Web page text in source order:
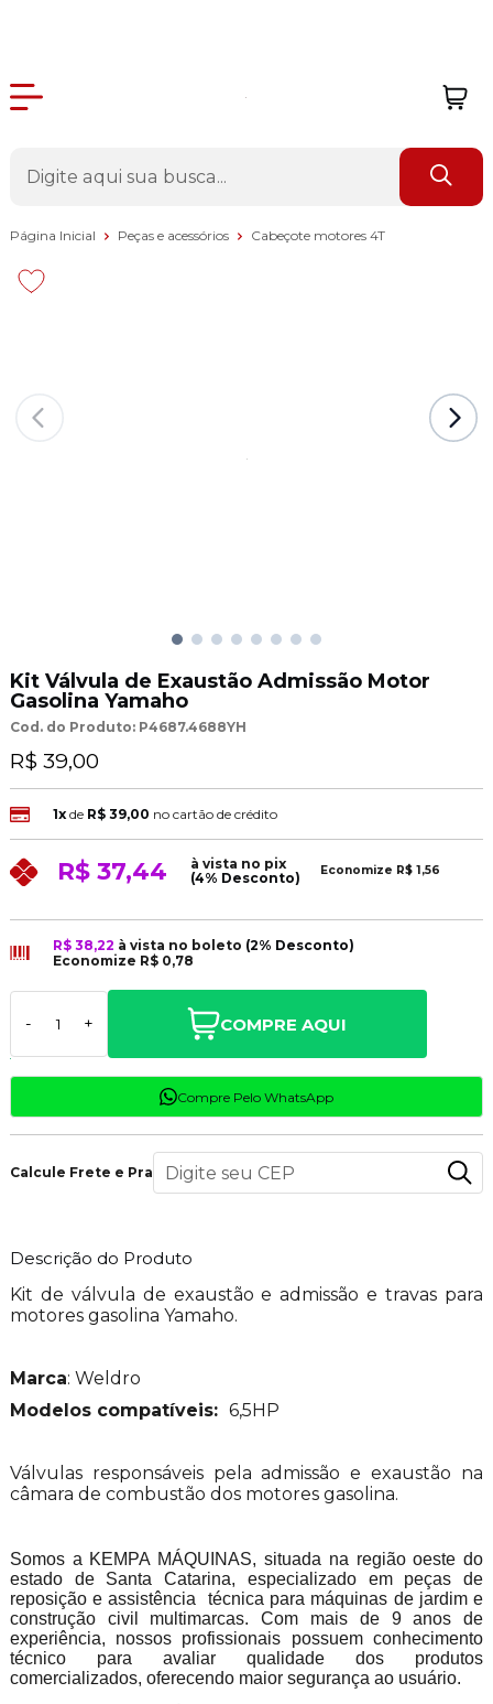
Página Inicial Peças e acessórios Cabeçote motores 4T
Kit Válvula de Exaustão Admissão Motor
Gasolina Yamaho
Cod. do Produto: P4687.4688YH
R$ 39,00
1xde R$ 39,00 no cartão de crédito
R$ 37,44
à vista no pix
(4% Desconto)
Economize R$ 1,56
R$ 38,22 à vista no boleto (2% Desconto)
Economize R$ 0,78
- + COMPRE AQUI
Compre Pelo WhatsApp
Calcule Frete e Prazo
Descrição do Produto
Kit de válvula de exaustão e admissão e travas para
motores gasolina Yamaho.
Marca: Weldro
Modelos compatíveis: 6,5HP
Válvulas responsáveis pela admissão e exaustão na
câmara de combustão dos motores gasolina.
Somos a KEMPA MÁQUINAS, situada na região oeste do
estado de Santa Catarina, especializado em peças de
reposição e assistência técnica para máquinas de jardim e
construção civil multimarcas. Com mais de 9 anos de
experiência, nossos profissionais possuem conhecimento
técnico para avaliar qualidade dos produtos
comercializados, oferecendo maior segurança ao usuário.